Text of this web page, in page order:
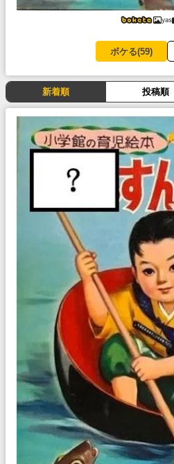
yas
ボケる(59)
新着順 投稿順